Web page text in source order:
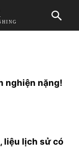
nghiện nặng!
liệu lịch sử có